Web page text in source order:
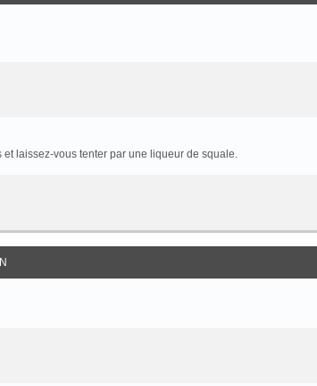
laissez-vous tenter par une liqueur de squale.